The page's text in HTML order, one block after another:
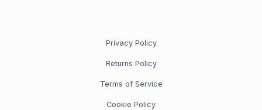
Privacy Policy
Returns Policy
Terms of Service
Cookie Policy